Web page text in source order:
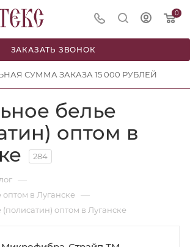
0
ЗАКАЗАТЬ ЗВОНОК
СУММА ЗАКАЗА 15 000 РУБЛЕЙ
белье
оптом в
284
—
в Луганске —
оптом в Луганске